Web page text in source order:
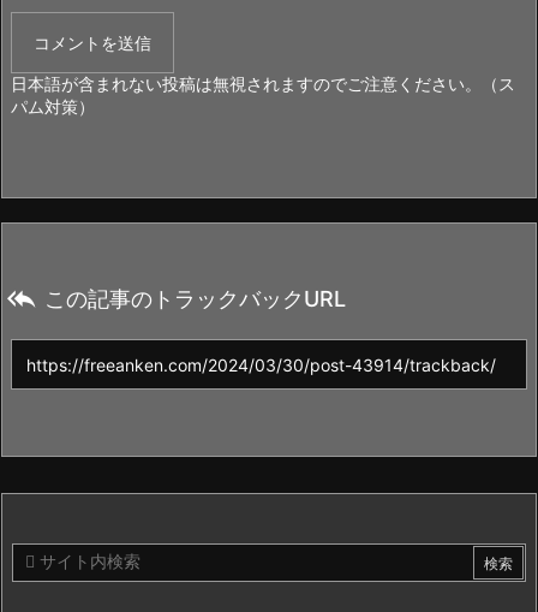
日本語が含まれない投稿は無視されますのでご注意ください。（ス
パム対策）
 この記事のトラックバックURL